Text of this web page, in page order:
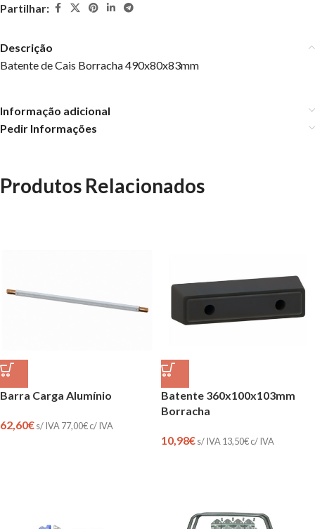
Partilhar:
Descrição
Batente de Cais Borracha 490x80x83mm
Informação adicional
Pedir Informações
Produtos Relacionados
Barra Carga Alumínio
62,60€s/ IVA 77,00€c/ IVA
Batente 360x100x103mm
Borracha
10,98€s/ IVA 13,50€c/ IVA